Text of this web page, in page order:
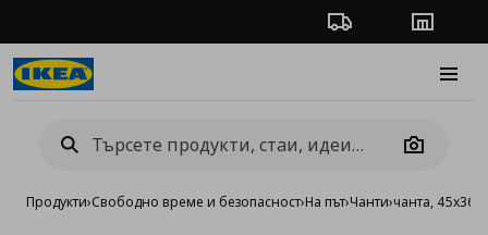
Проследяване на
Camera
Продукти›Свободно време и безопасност›На път›Чанти›чанта, 45x36